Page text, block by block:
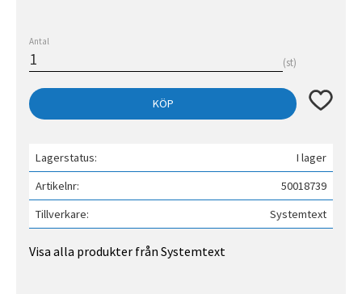
Antal
st
KÖP Lägg till
Lagerstatus
I lager
Artikelnr
50018739
Tillverkare
Systemtext
Visa alla produkter från Systemtext